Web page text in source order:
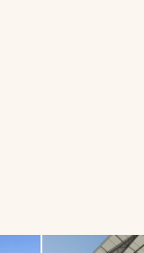
ぬかるみ・凍結対策